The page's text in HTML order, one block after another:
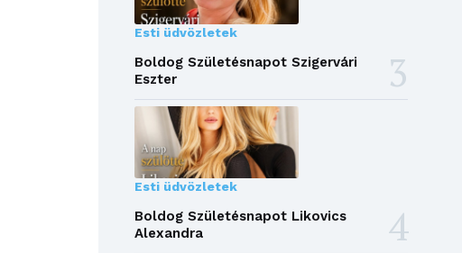
Esti üdvözletek
Boldog Születésnapot Szigervári
Eszter
Esti üdvözletek
Boldog Születésnapot Likovics
Alexandra